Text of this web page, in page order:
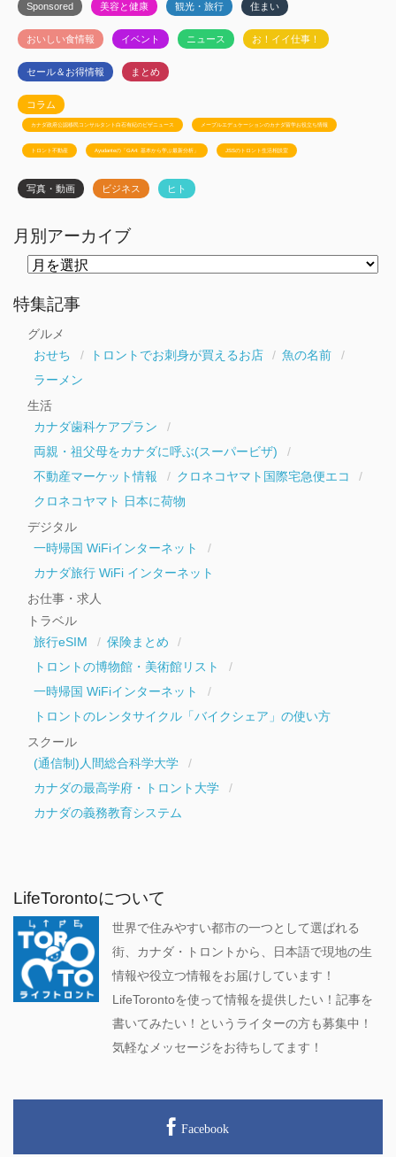
Sponsored 美容と健康 観光・旅行 住まい
おいしい食情報 イベント ニュース お！イイ仕事！
セール＆お得情報 まとめ
コラム
カナダ政府公認移民コンサルタント白石有紀のビザニュース メープルエデュケーションのカナダ留学お役立ち情報
トロント不動産 Ayudanteの「GA4: 基本から学ぶ最新分析」 JSSのトロント生活相談室
写真・動画 ビジネス ヒト
月別アーカイブ
ー
カ
特集記事
グルメ
おせち
トロントでお刺身が買えるお店
魚の名前
ラーメン
生活
カナダ歯科ケアプラン
両親・祖父母をカナダに呼ぶ(スーパービザ)
不動産マーケット情報
クロネコヤマト国際宅急便エコ
クロネコヤマト 日本に荷物
デジタル
一時帰国 WiFiインターネット
カナダ旅行 WiFi インターネット
お仕事・求人
トラベル
旅行eSIM
保険まとめ
トロントの博物館・美術館リスト
一時帰国 WiFiインターネット
トロントのレンタサイクル「バイクシェア」の使い方
スクール
(通信制)人間総合科学大学
カナダの最高学府・トロント大学
カナダの義務教育システム
LifeTorontoについて
世界で住みやすい都市の一つとして選ばれる
街、カナダ・トロントから、日本語で現地の生
情報や役立つ情報をお届けしています！
LifeTorontoを使って情報を提供したい！記事を
書いてみたい！というライターの方も募集中！
気軽なメッセージをお待ちしてます！
Facebook